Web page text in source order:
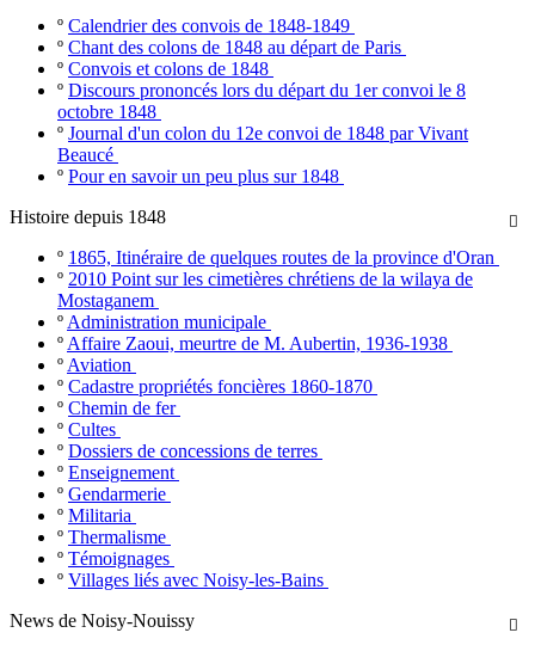
º Calendrier des convois de 1848-1849
º Chant des colons de 1848 au départ de Paris
º Convois et colons de 1848
º Discours prononcés lors du départ du 1er convoi le 8
octobre 1848
º Journal d'un colon du 12e convoi de 1848 par Vivant
Beaucé
º Pour en savoir un peu plus sur 1848

Histoire depuis 1848
º 1865, Itinéraire de quelques routes de la province d'Oran
º 2010 Point sur les cimetières chrétiens de la wilaya de
Mostaganem
º Administration municipale
º Affaire Zaoui, meurtre de M. Aubertin, 1936-1938
º Aviation
º Cadastre propriétés foncières 1860-1870
º Chemin de fer
º Cultes
º Dossiers de concessions de terres
º Enseignement
º Gendarmerie
º Militaria
º Thermalisme
º Témoignages
º Villages liés avec Noisy-les-Bains

News de Noisy-Nouissy